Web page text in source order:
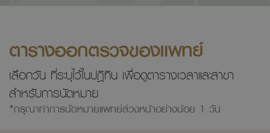
ตารางออกตรวจของแพทย์
เลือกวัน ที่ระบุไว้ในปฎิทิน เพื่อดูตารางเวลาและสาขา
สำหรับการนัดหมาย
*กรุณาทำการนัดหมายแพทย์ล่วงหน้าอย่างน้อย 1 วัน